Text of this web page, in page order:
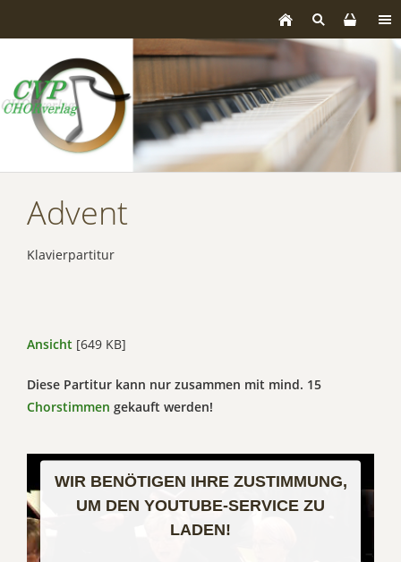
Advent
Klavierpartitur
Ansicht [649 KB]
Diese Partitur kann nur zusammen mit mind. 15
Chorstimmen gekauft werden!
WIR BENÖTIGEN IHRE ZUSTIMMUNG,
UM DEN YOUTUBE-SERVICE ZU
LADEN!